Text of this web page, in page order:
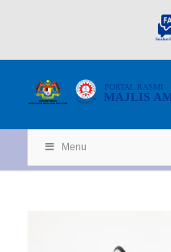
MAJLIS
PORTAL RASMI
KEMENTERIAN
KEMAJUAN DESA DAN WILA YAH
Menu